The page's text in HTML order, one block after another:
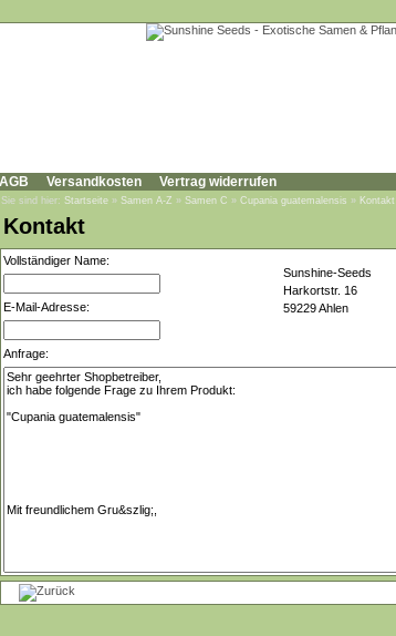
Versandkosten Vertrag widerrufen
Sie sind hier: Startseite » Samen A-Z » Samen C » Cupania guatemalensis » Kontakt
Kontakt
Vollständiger Name:
Sunshine-Seeds
Harkortstr. 16
59229 Ahlen
E-Mail-Adresse:
Anfrage: